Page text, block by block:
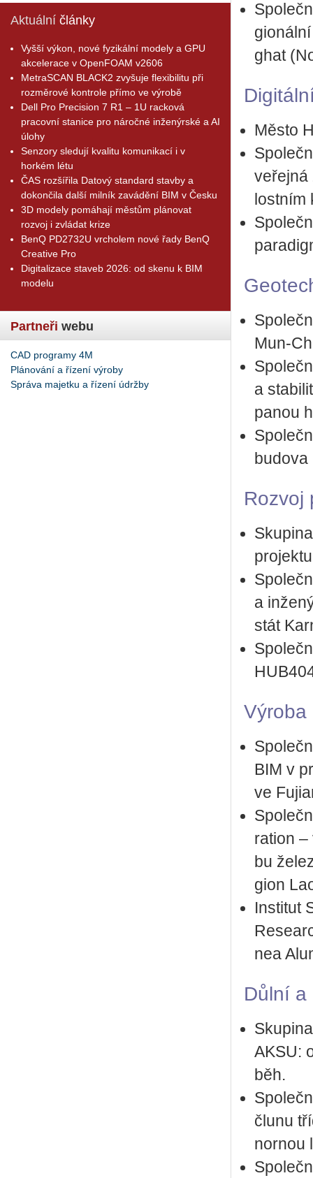
Aktuální články
Vyšší výkon, nové fyzikální modely a GPU
akcelerace v OpenFOAM v2606
MetraSCAN BLACK2 zvyšuje flexibilitu při
rozměrové kontrole přímo ve výrobě
Dell Pro Precision 7 R1 – 1U racková
pracovní stanice pro náročné inženýrské a AI
úlohy
Senzory sledují kvalitu komunikací i v
horkém létu
ČAS rozšířila Datový standard stavby a
dokončila další milník zavádění BIM v Česku
3D modely pomáhají městům plánovat
rozvoj i zvládat krize
BenQ PD2732U vrcholem nové řady BenQ
Creative Pro
Digitalizace staveb 2026: od skenu k BIM
modelu
Partneři webu
CAD programy 4M
Plánování a řízení výroby
Správa majetku a řízení údržby
ghat
Město
lost­ním
Mun-
a
pa­nou
Roz­voj
a
stát
Vý­ro­ba
BIM v
ve
rati­on
bu
gi­on
In­sti­tut
nea
Důlní a
AKSU:
běh.
člunu
nor­nou